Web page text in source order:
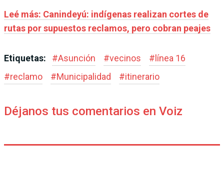
Leé más: Canindeyú: indígenas realizan cortes de
rutas por supuestos reclamos, pero cobran peajes
Etiquetas: #Asunción #vecinos # línea 16
#reclamo #Municipalidad #itinerario
Déjanos tus comentarios en Voiz